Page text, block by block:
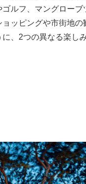
ルフ、マングローブ
ッピングや市街地
、2つの異なる楽し